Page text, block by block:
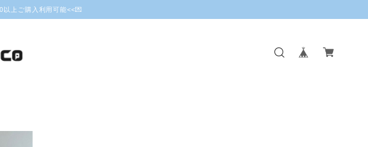
上ご購入利用可能<<💌